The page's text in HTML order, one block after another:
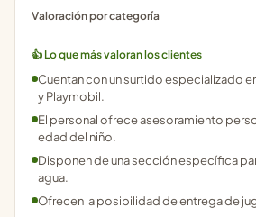
Valoración por categoría
👍 Lo que más valoran los clientes
Cuentan con un surtido especializado
y Playmobil.
El personal ofrece asesoramiento
edad del niño.
Disponen de una sección específica
agua.
Ofrecen la posibilidad de entrega de